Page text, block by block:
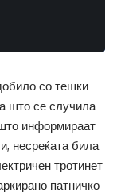
со тешки
што се случила
информираат
несреќата била
тротинет
патничко